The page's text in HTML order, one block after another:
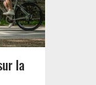
la